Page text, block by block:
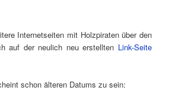
Internetseiten mit Holzpiraten über den
auf der neulich neu erstellten Link-Seite
schon älteren Datums zu sein: